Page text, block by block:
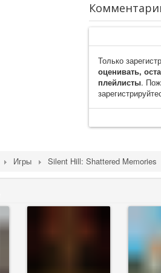
Только
оценивать,
плейлисты.
Игры Silent Hill: Shattered Memories